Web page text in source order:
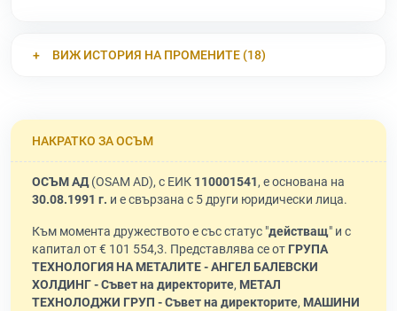
ВИЖ ИСТОРИЯ НА ПРОМЕНИТЕ (18)
НАКРАТКО ЗА ОСЪМ
ОСЪМ АД(OSAM AD), с ЕИК 110001541, е основана на
30.08.1991 г. и е свързана с 5 други юридически лица.
Към момента дружеството е със статус "действащ" и с
капитал от € 101 554,3. Представлява се от ГРУПА
ТЕХНОЛОГИЯ НА МЕТАЛИТЕ - АНГЕЛ БАЛЕВСКИ
ХОЛДИНГ - Съвет на директорите, МЕТАЛ
ТЕХНОЛОДЖИ ГРУП - Съвет на директорите, МАШИНИ